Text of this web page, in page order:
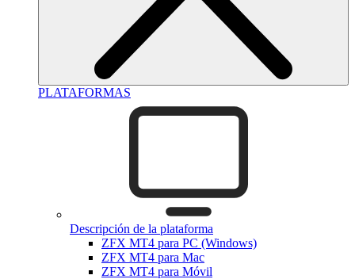
PLATAFORMAS
Descripción de la plataforma
ZFX MT4 para PC (Windows)
ZFX MT4 para Mac
ZFX MT4 para Móvil